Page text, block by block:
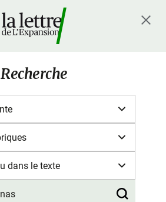
Recherche